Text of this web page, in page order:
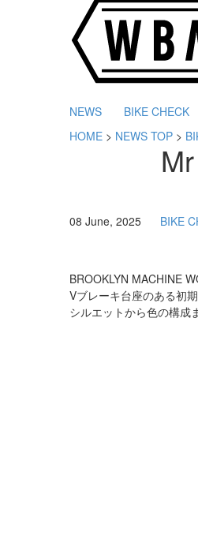
NEWS BIKE CHECK
HOME > NEWS TOP >
08 June, 2025 BIKE
BROOKLYN MACHINE
Vブレーキ台座のある初
シルエットから色の構成